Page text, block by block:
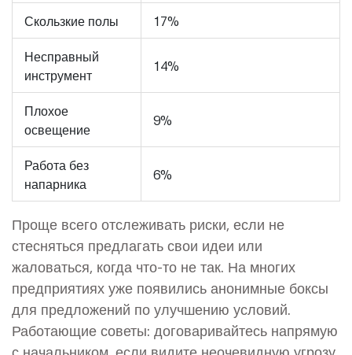
Скользкие полы 17%
Несправный
инструмент
14%
Плохое
освещение
9%
Работа без
напарника
6%
Проще всего отслеживать риски, если не
стесняться предлагать свои идеи или
жаловаться, когда что-то не так. На многих
предприятиях уже появились анонимные боксы
для предложений по улучшению условий.
Работающие советы: договаривайтесь напрямую
с начальником, если видите неочевидную угрозу,